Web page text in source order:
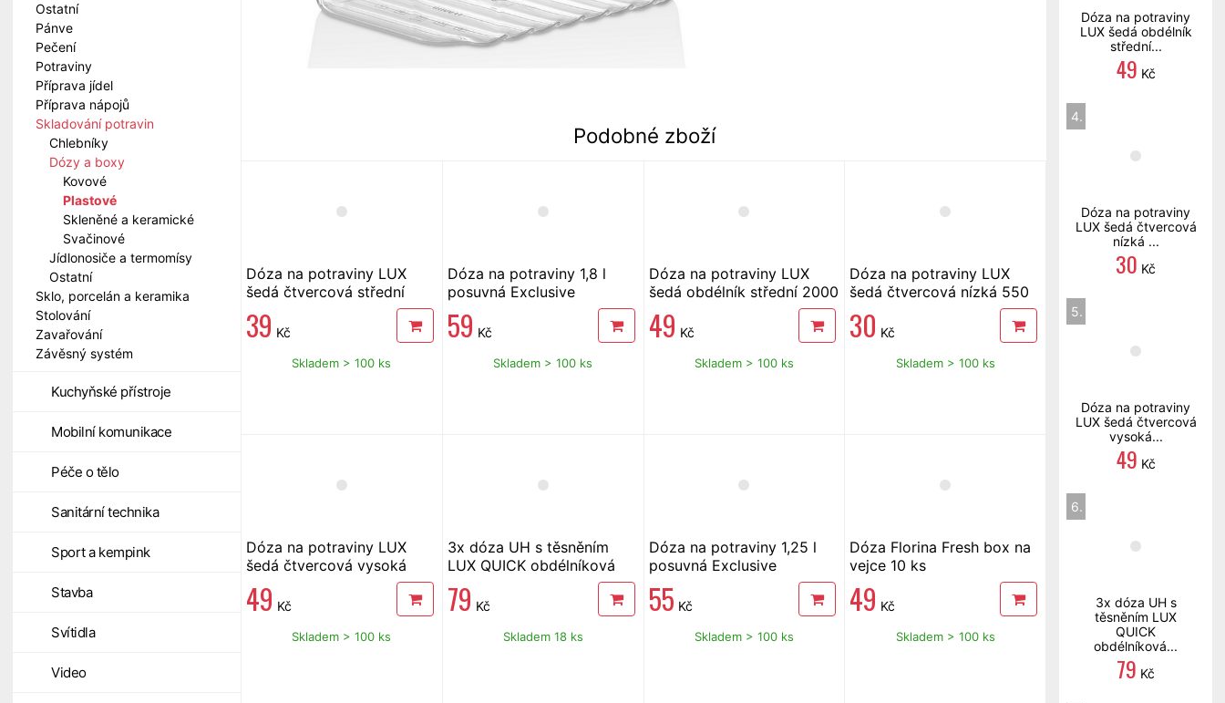
Ostatní
Pánve
Pečení
Potraviny
Příprava jídel
Příprava nápojů
Skladování potravin
Chlebníky
Dózy a boxy
Kovové
Plastové
Skleněné a keramické
Svačinové
Jídlonosiče a termomísy
Ostatní
Sklo, porcelán a keramika
Stolování
Zavařování
Závěsný systém
Kuchyňské přístroje
Mobilní komunikace
Péče o tělo
Sanitární technika
Sport a kempink
Stavba
Svítidla
Video
Podobné zboží
Dóza na potraviny LUX
šedá čtvercová střední
39 Kč
Skladem > 100 ks
Dóza na potraviny 1,8 l
posuvná Exclusive
59 Kč
Skladem > 100 ks
Dóza na potraviny LUX
šedá obdélník střední 2000
49 Kč
Skladem > 100 ks
Dóza na potraviny LUX
šedá čtvercová nízká 550
30 Kč
Skladem > 100 ks
Dóza na potraviny LUX
šedá čtvercová vysoká
49 Kč
Skladem > 100 ks
3x dóza UH s těsněním
LUX QUICK obdélníková
79 Kč
Skladem 18 ks
Dóza na potraviny 1,25 l
posuvná Exclusive
55 Kč
Skladem > 100 ks
Dóza Florina Fresh box na
vejce 10 ks
49 Kč
Skladem > 100 ks
Dóza na potraviny
LUX šedá obdélník
střední...
49 Kč
4.
Dóza na potraviny
LUX šedá čtvercová
nízká ...
30 Kč
5.
Dóza na potraviny
LUX šedá čtvercová
vysoká...
49 Kč
6.
3x dóza UH s
těsněním LUX
QUICK
obdélníková...
79 Kč